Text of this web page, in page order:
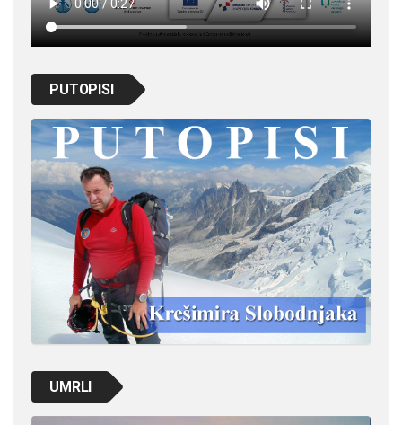
PUTOPISI
UMRLI